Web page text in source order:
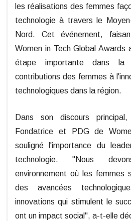
les réalisations des femmes
technologie à travers le
Nord. Cet événement,
Women in Tech Global Awards
étape importante dans la
contributions des femmes à
technologiques dans la région.
Dans son discours
Fondatrice et PDG de
souligné l'importance du
technologie. "Nous
environnement où les femmes
des avancées
innovations qui stimulent le
ont un impact social", a-t-elle